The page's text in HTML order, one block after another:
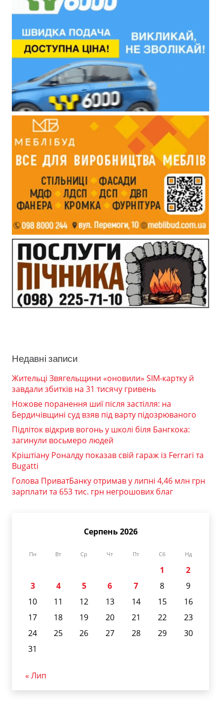
Недавні записи
Жительці Звягельщини «оновили» SIM-картку й
завдали збитків на 31 тисячу гривень
Ножове поранення шиї після застілля: на
Бердичівщині суд взяв під варту підозрюваного
Підліток відкрив вогонь у школі біля Бангкока:
загинули восьмеро людей
Кріштіану Роналду показав свій гараж із Ferrari та
Bugatti
Голова ПриватБанку отримав у липні 4,46 млн грн
зарплати та 653 тис. грн негрошових благ
Серпень 2026
Пн Вт Ср Чт Пт Сб Нд
1
2
3
4 5 6 7 8
9
10
11 12 13 14 15
16
17
18 19 20 21 22
23
24
25 26 27 28 29
30
31
« Лип